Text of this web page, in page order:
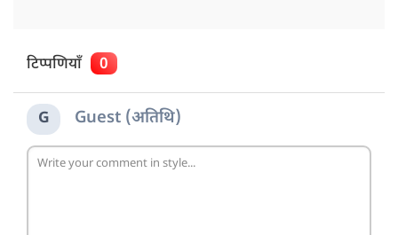
टिप्पणियाँ 0
G Guest (अतिथि)